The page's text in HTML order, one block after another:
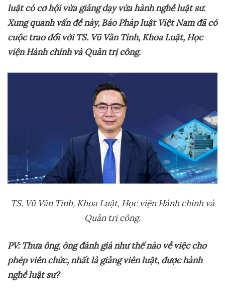
luật có cơhội vừa giảng dạy vừa hành nghềluật sư.
Xung quanh vấn đềnày, Báo Pháp luật Việt Nam đã có
cuộc trao đổi với TS. Vũ Văn Tính, Khoa Luật, Học
viện Hành chính và Quản trịcông.
TS. Vũ Văn Tính, Khoa Luật, Học viện Hành chính và
Quản trịcông.
PV: Thưa ông, ông đánh giá nhưthếnào vềviệc cho
phép viên chức, nhất là giảng viên luật, được hành
nghềluật sư?